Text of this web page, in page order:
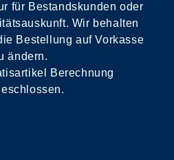
für Bestandskunden oder
Wir behalten
Bestellung auf Vorkasse
ändern.
Berechnung